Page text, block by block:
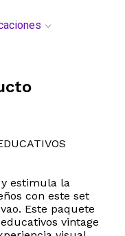
y estimula la
con este set
Este paquete
vintage